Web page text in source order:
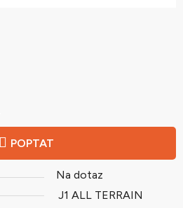
POPTAT
Na dotaz
J1 ALL TERRAIN